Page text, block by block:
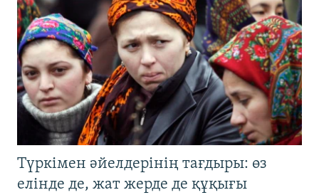
Түркімен әйелдерінің тағдыры: өз
елінде де, жат жерде де құқығы